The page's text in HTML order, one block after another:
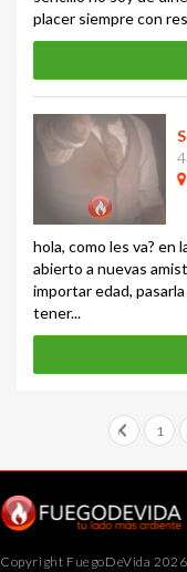
placer siempre con
hola, como les va? en
abierto a nuevas
importar edad,
tener...
1
Copyright FuegoDeVida 2026